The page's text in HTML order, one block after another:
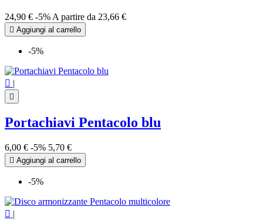
24,90 € -5% A partire da 23,66 €
 Aggiungi al carrello
-5%
 |

Portachiavi Pentacolo blu
6,00 € -5% 5,70 €
 Aggiungi al carrello
-5%
 |